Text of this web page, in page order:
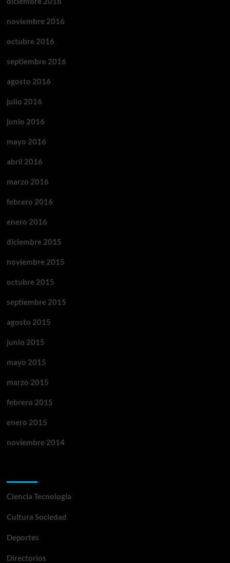
noviembre 2016
octubre 2016
septiembre 2016
agosto 2016
julio 2016
junio 2016
mayo 2016
abril 2016
marzo 2016
febrero 2016
enero 2016
diciembre 2015
noviembre 2015
octubre 2015
septiembre 2015
agosto 2015
junio 2015
mayo 2015
marzo 2015
febrero 2015
enero 2015
noviembre 2014
Ciencia Tecnología
Cultura Sociedad
Deportes
Directorios